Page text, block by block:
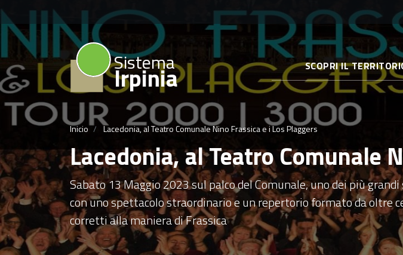
al
Sistema
Irpinia SCOPRI IL
Inicio Lacedonia, al Teatro Comunale Nino Frassica e i Los Plaggers
Lacedonia, al Teatro Comunale
Sabato 13 Maggio 2023 sul palco del Comunale, uno dei più
con uno spettacolo straordinario e un repertorio formato da oltre
corretti alla maniera di Frassica